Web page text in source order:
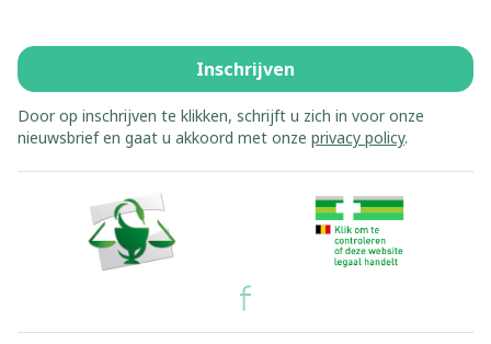
Inschrijven
Door op inschrijven te klikken, schrijft u zich in voor onze
nieuwsbrief en gaat u akkoord met onze privacy policy.